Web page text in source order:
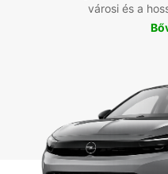
városi és a